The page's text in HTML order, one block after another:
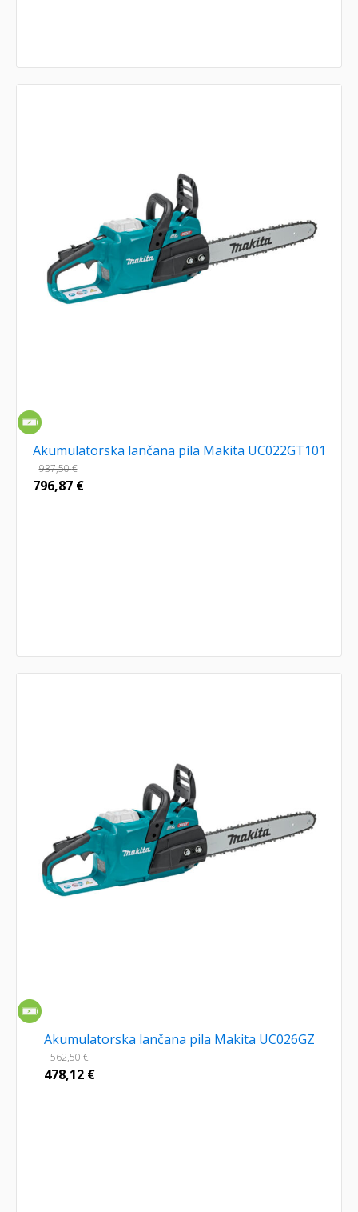
Akumulatorska lančana pila Makita UC022GT101
937,50€
796,87 €
Akumulatorska lančana pila Makita UC026GZ
562,50€
478,12 €